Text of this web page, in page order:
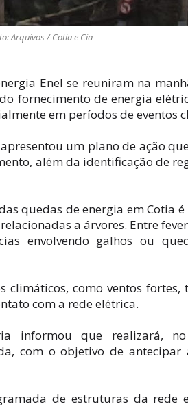
Arquivos / Cotia e Cia
Enel se reuniram na
fornecimento de energia
em períodos de eventos
um plano de ação
além da identificação de
quedas de energia em Cotia é
a árvores. Entre
envolvendo galhos ou
climáticos, como ventos
com a rede elétrica.
informou que realizará,
com o objetivo de antecipar
de estruturas da rede